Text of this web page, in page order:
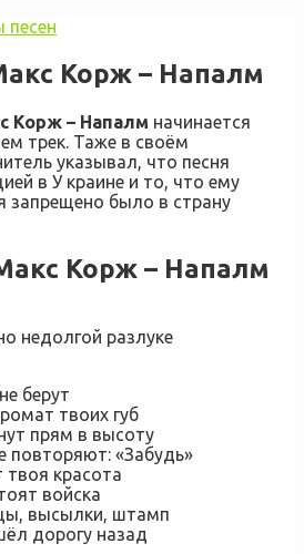
песен
Корж – Напалм
Корж – Напалм начинается
трек. Таже в своём
указывал, что песня
в У краине и то, что ему
запрещено было в страну
Корж – Напалм
недолгой разлуке
берут
твоих губ
прям в высоту
повторяют: «Забудь»
твоя красота
войска
высылки, штамп
дорогу назад